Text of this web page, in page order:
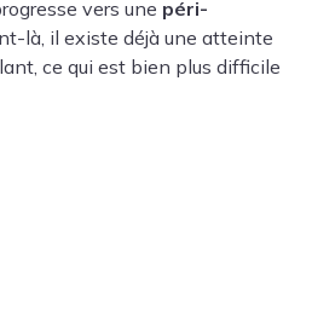
vers une péri-
là, il existe déjà une atteinte
ce qui est bien plus difficile